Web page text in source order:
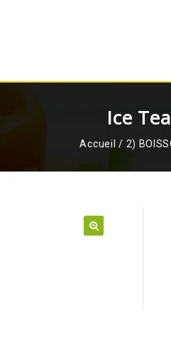
Ice
Accueil / 2)